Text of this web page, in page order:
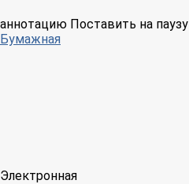
аннотацию Поставить на паузу
Бумажная
Электронная